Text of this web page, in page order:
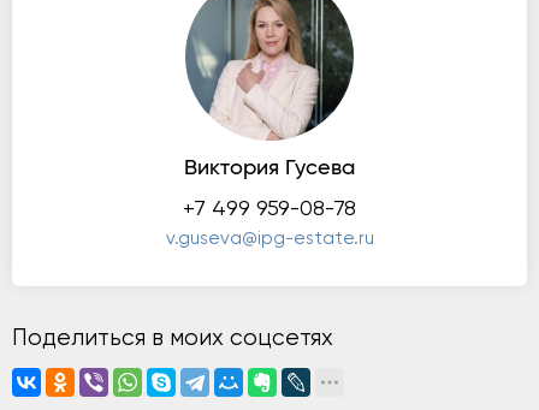
Виктория Гусева
+7 499 959-08-78
v.guseva@ipg-estate.ru
Поделиться в моих соцсетях